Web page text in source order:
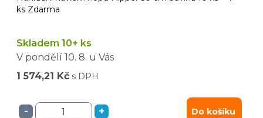
ks Zdarma
Skladem 10+ ks
V pondělí 10. 8. u Vás
1 574,21 Kč s DPH
- + Do košíku